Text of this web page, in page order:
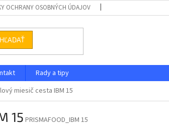
OCHRANY OSOBNÝCH ÚDAJOV
HĽADAŤ
Rady a tipy
miesič cesta IBM 15
15 PRISMAFOOD_IBM 15